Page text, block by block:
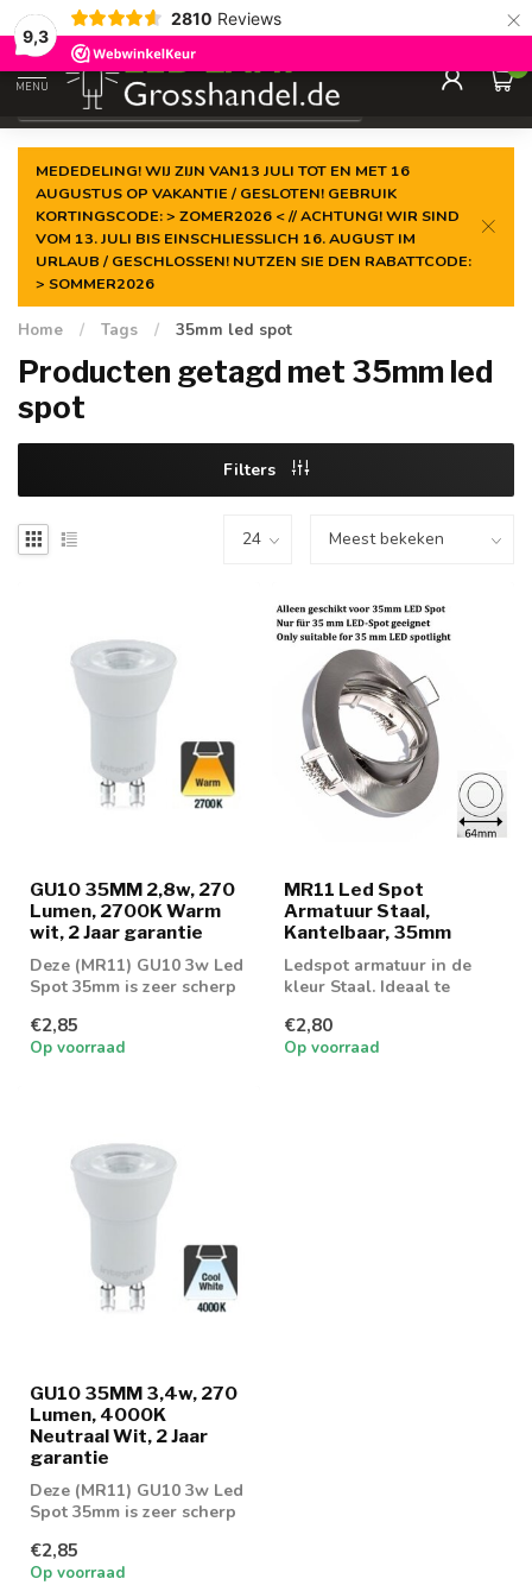
9,3
2810 Reviews ×
Gegarandeerde delaagste prijs
MENU
0
MEDEDELING! WIJ ZIJN VAN13 JULI TOT EN MET 16
AUGUSTUS OP VAKANTIE / GESLOTEN! GEBRUIK
KORTINGSCODE: > ZOMER2026 < // ACHTUNG! WIR SIND
VOM 13. JULI BIS EINSCHLIESSLICH 16. AUGUST IM
URLAUB / GESCHLOSSEN! NUTZEN SIE DEN RABATTCODE:
> SOMMER2026
Home / Tags / 35mm led spot
Producten getagd met 35mm led
spot
Filters
GU10 35MM 2,8w, 270
Lumen, 2700K Warm
wit, 2 Jaar garantie
Deze (MR11) GU10 3w Led
Spot 35mm is zeer scherp
Spot gee...
€2,85
Op voorraad
MR11 Led Spot
Armatuur Staal,
Kantelbaar, 35mm
Ledspot armatuur in de
kleur Staal. Ideaal te
MR16 ledspot...
€2,80
Op voorraad
GU10 35MM 3,4w, 270
Lumen, 4000K
Neutraal Wit, 2 Jaar
garantie
Deze (MR11) GU10 3w Led
Spot 35mm is zeer scherp
Spot gee...
€2,85
Op voorraad